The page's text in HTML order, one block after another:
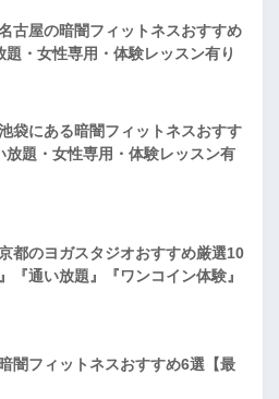
名古屋の暗闇フィットネスおすすめ
題・女性専用・体験レッスン有り
池袋にある暗闇フィットネスおすす
放題・女性専用・体験レッスン有
京都のヨガスタジオおすすめ厳選10
『通い放題』『ワンコイン体験』
闇フィットネスおすすめ6選【最